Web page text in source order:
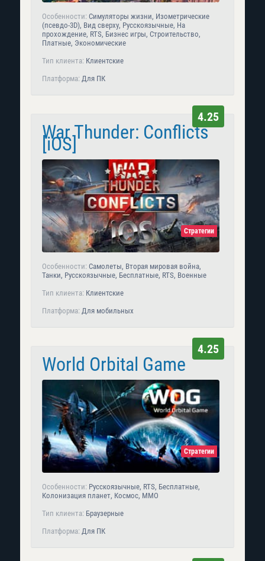
Особенности: Симуляторы жизни, Изометрические
(псевдо-3D), Вид сверху, Русскоязычные, На
прохождение, RTS, Бизнес игры, Строительство,
Платные, Экономические
Тип клиента: Клиентские
Платформа: Для ПК
War Thunder: Conflicts
[iOS]
4.25
Стратегии
Особенности: Самолеты, Вторая мировая война,
Танки, Русскоязычные, Бесплатные, RTS, Военные
Тип клиента: Клиентские
Платформа: Для мобильных
World Orbital Game
4.25
Стратегии
Особенности: Русскоязычные, RTS, Бесплатные,
Колонизация планет, Космос, MMO
Тип клиента: Браузерные
Платформа: Для ПК